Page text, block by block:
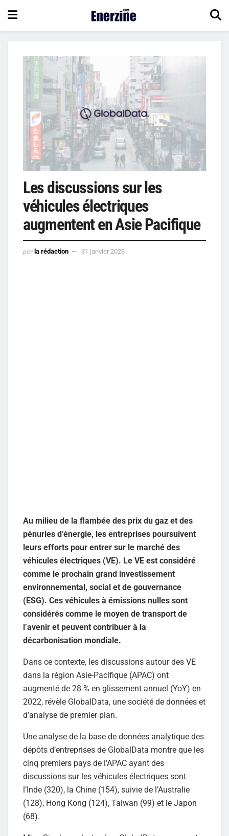
Les discussions sur les
véhicules électriques
augmentent en Asie Pacifique
par la rédaction 31 janvier 2023
Au milieu de la flambée des prix du gaz et des
pénuries d’énergie, les entreprises poursuivent
leurs efforts pour entrer sur le marché des
véhicules électriques (VE). Le VE est considéré
comme le prochain grand investissement
environnemental, social et de gouvernance
(ESG). Ces véhicules à émissions nulles sont
considérés comme le moyen de transport de
l’avenir et peuvent contribuer à la
décarbonisation mondiale.
Dans ce contexte, les discussions autour des VE
dans la région Asie-Pacifique (APAC) ont
augmenté de 28 % en glissement annuel (YoY) en
2022, révèle GlobalData, une société de données et
d’analyse de premier plan.
Une analyse de la base de données analytique des
dépôts d’entreprises de GlobalData montre que les
cinq premiers pays de l’APAC ayant des
discussions sur les véhicules électriques sont
l’Inde (320), la Chine (154), suivie de l’Australie
(128), Hong Kong (124), Taiwan (99) et le Japon
(68).